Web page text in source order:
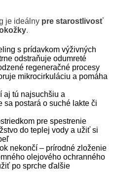
je ideálny pre starostlivosť
.
s prídavkom výživných
odstraňuje odumreté
regeneračné procesy
mikrocirkuláciu a pomáha
aj tú najsuchšiu a
sa postará o suché lakte či
pre spestrenie
do teplej vody a užiť si
nekončí – prírodné zloženie
olejového ochranného
po sprche ďalšie